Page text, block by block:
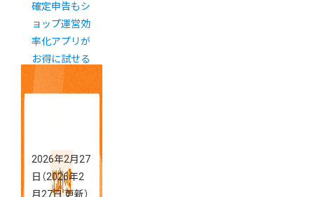
確定申告もシ
ョップ運営効
率化アプリが
お得に試せる
2026年2月27
日 （2026年2
月27日 更新）